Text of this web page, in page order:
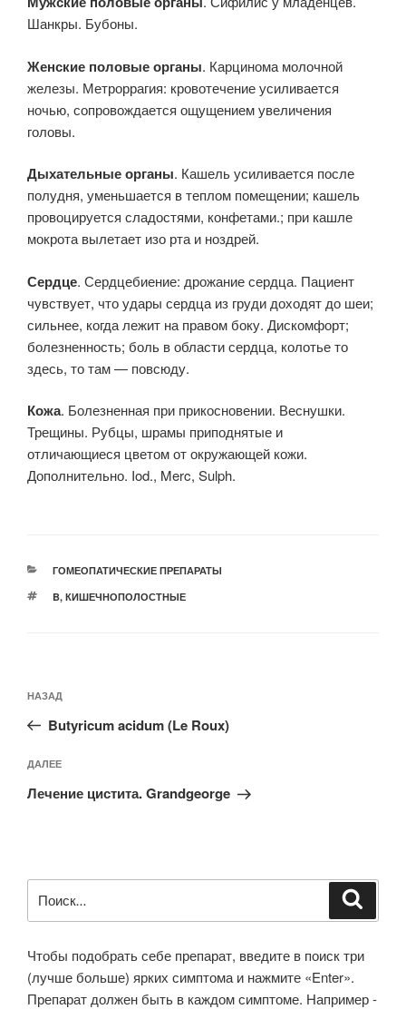
Шанкры. Бубоны.
Женские половые органы. Карцинома молочной
железы. Метроррагия: кровотечение усиливается
ночью, сопровождается ощущением увеличения
головы.
Дыхательные органы. Кашель усиливается после
полудня, уменьшается в теплом помещении; кашель
провоцируется сладостями, конфетами.; при кашле
мокрота вылетает изо рта и ноздрей.
Сердце. Сердцебиение: дрожание сердца. Пациент
чувствует, что удары сердца из груди доходят до шеи;
сильнее, когда лежит на правом боку. Дискомфорт;
болезненность; боль в области сердца, колотье то
здесь, то там — повсюду.
Кожа. Болезненная при прикосновении. Веснушки.
Трещины. Рубцы, шрамы приподнятые и
отличающиеся цветом от окружающей кожи.
Дополнительно. Iod., Merc, Sulph.
РУБРИКИ
ГОМЕОПАТИЧЕСКИЕ ПРЕПАРАТЫ
МЕТКИ
B, КИШЕЧНОПОЛОСТНЫЕ
по
записям
Предыдущая
запись:
НАЗАД
Butyricum acidum (Le Roux)
Следующая
запись
ДАЛЕЕ
Лечение цистита. Grandgeorge
Чтобы подобрать себе препарат, введите в поиск три
(лучше больше) ярких симптома и нажмите «Enter».
Препарат должен быть в каждом симптоме. Например -